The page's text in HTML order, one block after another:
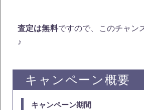
査定は無料ですので、このチャン
♪
キャンペーン概要
キャンペーン期間